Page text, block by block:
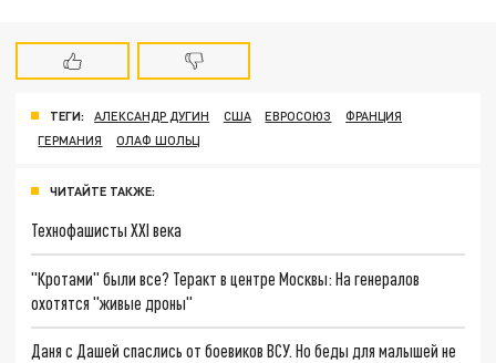
ТЕГИ: АЛЕКСАНДР ДУГИН США ЕВРОСОЮЗ
ФРАНЦИЯ
ГЕРМАНИЯ
ОЛАФ ШОЛЬЦ
ЧИТАЙТЕ ТАКЖЕ:
Технофашисты XXI века
"Кротами" были все? Теракт в центре Москвы: На генералов
охотятся "живые дроны"
Даня с Дашей спаслись от боевиков ВСУ. Но беды для малышей не